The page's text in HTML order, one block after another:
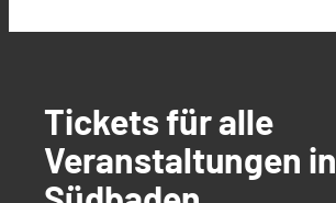
Tickets für alle
Veranstaltungen in